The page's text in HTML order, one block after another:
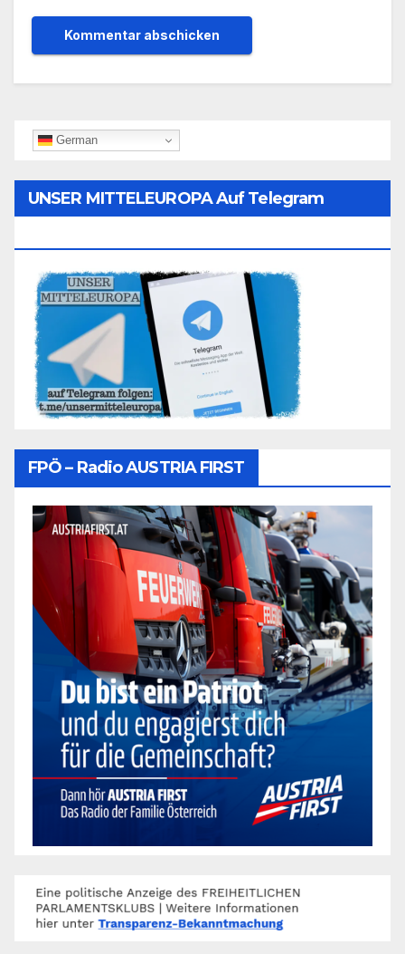
German
UNSER MITTELEUROPA Auf Telegram
FPÖ – Radio AUSTRIA FIRST